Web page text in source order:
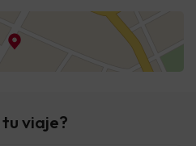
viaje?